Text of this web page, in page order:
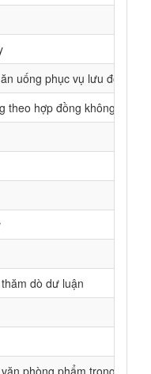
uống phục vụ lưu động
theo hợp đồng không
dò dư luận